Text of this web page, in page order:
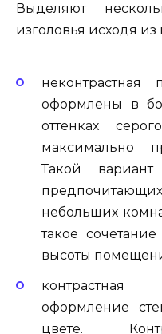
Выделяют
изголовья исходя
неконтрастная
оформлены в
оттенках
максимально
Такой
небольших
такое
высоты
контрастная
оформление
цвете.